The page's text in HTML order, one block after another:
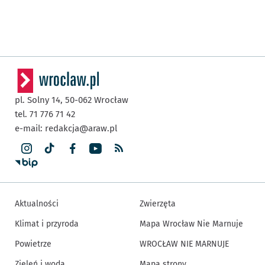
pl. Solny 14, 50-062 Wrocław
tel. 71 776 71 42
e-mail: redakcja@araw.pl
Aktualności
Klimat i przyroda
Powietrze
Zwierzęta
Mapa Wrocław Nie Marnuje
WROCŁAW NIE MARNUJE